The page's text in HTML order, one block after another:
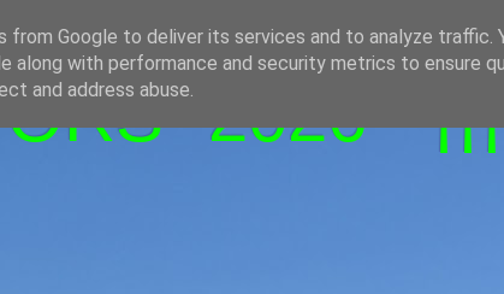
-2026 -
from Google to deliver its services and to analyze traffic.
along with performance and security metrics to ensure
and address abuse.